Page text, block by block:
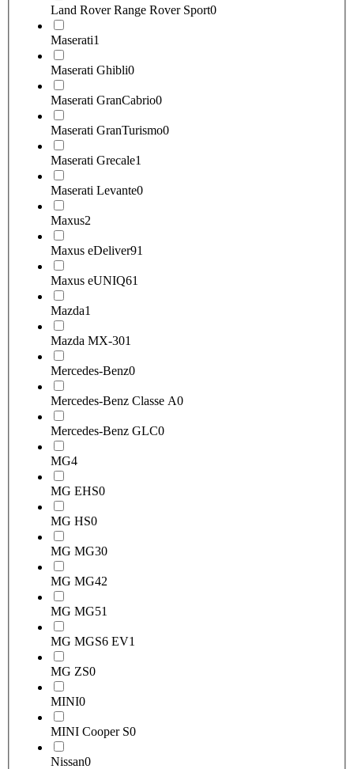
Land Rover Range Rover Sport0
Maserati1
Maserati Ghibli0
Maserati GranCabrio0
Maserati GranTurismo0
Maserati Grecale1
Maserati Levante0
Maxus2
Maxus eDeliver91
Maxus eUNIQ61
Mazda1
Mazda MX-301
Mercedes-Benz0
Mercedes-Benz Classe A0
Mercedes-Benz GLC0
MG4
MG EHS0
MG HS0
MG MG30
MG MG42
MG MG51
MG MGS6 EV1
MG ZS0
MINI0
MINI Cooper S0
Nissan0